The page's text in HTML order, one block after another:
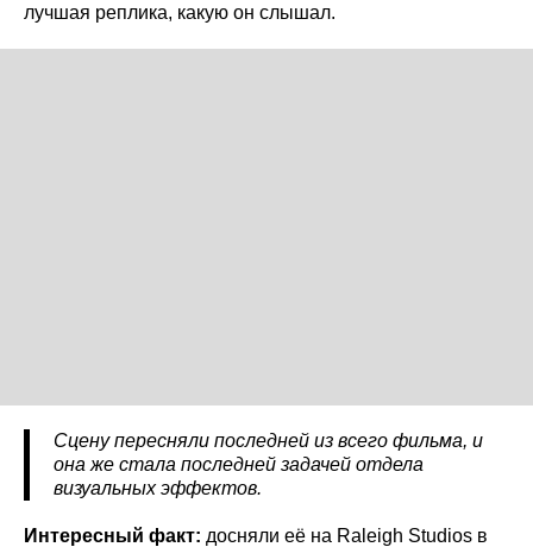
лучшая реплика, какую он слышал.
Сцену пересняли последней из всего фильма, и
она же стала последней задачей отдела
визуальных эффектов.
Интересный факт: досняли её на Raleigh Studios в